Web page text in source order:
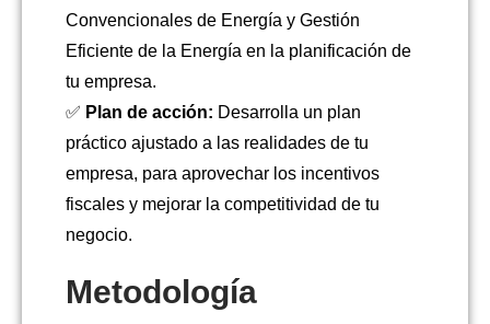
Convencionales de Energía y Gestión
Eficiente de la Energía en la planificación de
tu empresa.
✅ Plan de acción: Desarrolla un plan
práctico ajustado a las realidades de tu
empresa, para aprovechar los incentivos
fiscales y mejorar la competitividad de tu
negocio.
Metodología